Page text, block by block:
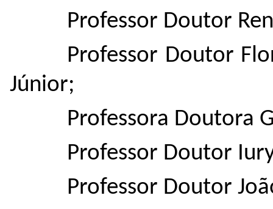
Professor Doutor
Professor Doutor
Júnior;
Professora Doutora
Professor Doutor
Professor Doutor